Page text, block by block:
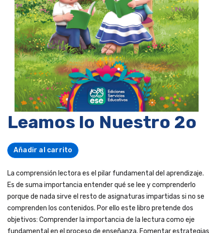
Leamos lo Nuestro 2o
Añadir al carrito
La comprensión lectora es el pilar fundamental del aprendizaje.
Es de suma importancia entender qué se lee y comprenderlo
porque de nada sirve el resto de asignaturas impartidas si no se
comprenden los contenidos. Por ello este libro pretende dos
objetivos: Comprender la importancia de la lectura como eje
fundamental en el proceso de enseñanza. Fomentar estrategias